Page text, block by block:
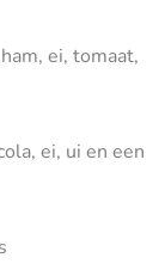
ei, tomaat,
ei, ui en een